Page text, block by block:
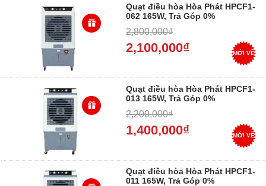
Quạt điều hòa Hòa Phát HPCF1-
062 165W, Trả Góp 0%
2,800,000₫
2,100,000₫ MỚI VỀ
Quạt điều hòa Hòa Phát HPCF1-
013 165W, Trả Góp 0%
2,200,000₫
1,400,000₫ MỚI VỀ
Quạt điều hòa Hòa Phát HPCF1-
011 165W, Trả Góp 0%